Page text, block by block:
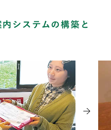
システムの構築と